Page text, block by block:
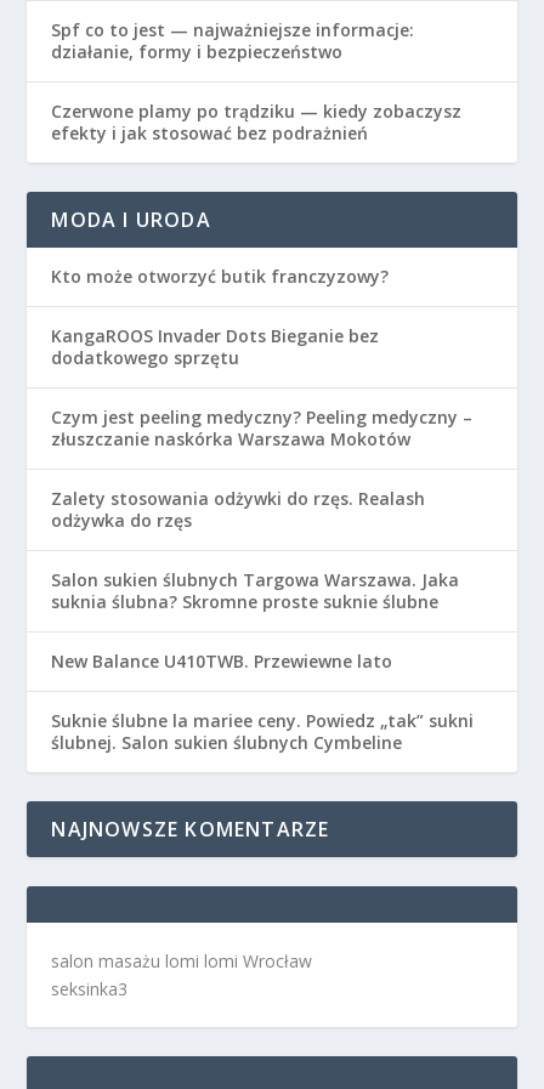
Spf co to jest — najważniejsze informacje:
działanie, formy i bezpieczeństwo
Czerwone plamy po trądziku — kiedy zobaczysz
efekty i jak stosować bez podrażnień
MODA I URODA
Kto może otworzyć butik franczyzowy?
KangaROOS Invader Dots Bieganie bez
dodatkowego sprzętu
Czym jest peeling medyczny? Peeling medyczny –
złuszczanie naskórka Warszawa Mokotów
Zalety stosowania odżywki do rzęs. Realash
odżywka do rzęs
Salon sukien ślubnych Targowa Warszawa. Jaka
suknia ślubna? Skromne proste suknie ślubne
New Balance U410TWB. Przewiewne lato
Suknie ślubne la mariee ceny. Powiedz „tak” sukni
ślubnej. Salon sukien ślubnych Cymbeline
NAJNOWSZE KOMENTARZE
salon masażu lomi lomi Wrocław
seksinka3